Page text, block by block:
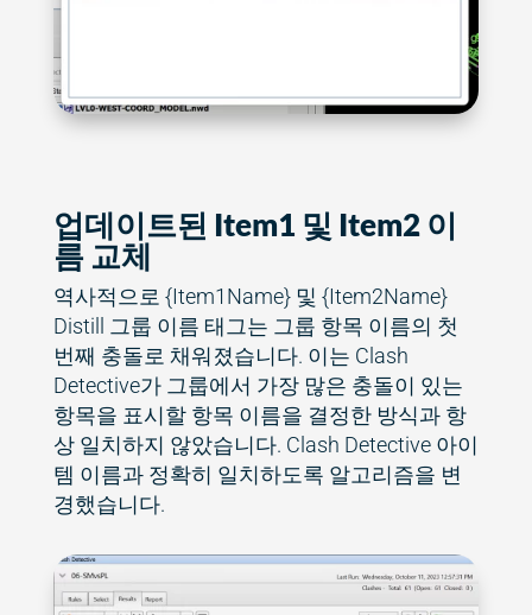
업데이트된 Item1 및 Item2 이
름 교체
역사적으로 {Item1Name} 및 {Item2Name}
Distill 그룹 이름 태그는 그룹 항목 이름의 첫
번째 충돌로 채워졌습니다. 이는 Clash
Detective가 그룹에서 가장 많은 충돌이 있는
항목을 표시할 항목 이름을 결정한 방식과 항
상 일치하지 않았습니다. Clash Detective 아이
템 이름과 정확히 일치하도록 알고리즘을 변
경했습니다.